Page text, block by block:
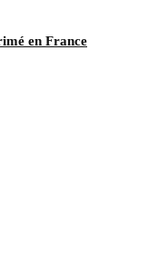
en France